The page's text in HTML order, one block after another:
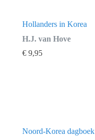
Hollanders in Korea
H.J. van Hove
€ 9,95
Noord-Korea dagboek